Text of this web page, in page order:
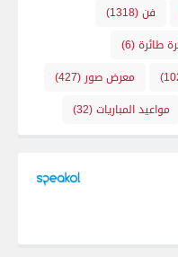
فن(1318)
طائرة(6)
معرض صور(427)
مواعيد المباريات(32)